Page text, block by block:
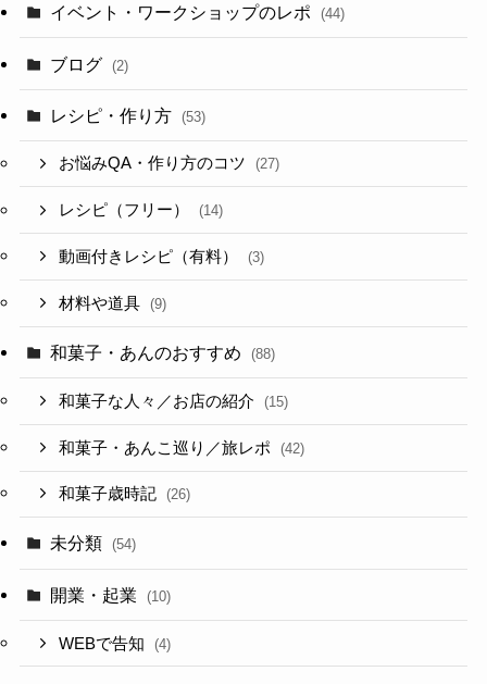
イベント・ワークショップのレポ (44)
ブログ (2)
レシピ・作り方 (53)
お悩みQA・作り方のコツ (27)
レシピ（フリー） (14)
動画付きレシピ（有料） (3)
材料や道具 (9)
和菓子・あんのおすすめ (88)
和菓子な人々／お店の紹介 (15)
和菓子・あんこ巡り／旅レポ (42)
和菓子歳時記 (26)
未分類 (54)
開業・起業 (10)
WEBで告知 (4)